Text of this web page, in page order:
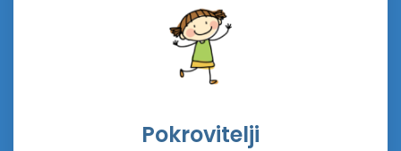
Pokrovitelji